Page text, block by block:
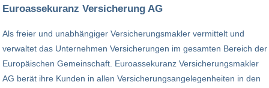
Euroassekuranz Versicherung AG
Als freier und unabhängiger Versicherungsmakler vermittelt und
verwaltet das Unternehmen Versicherungen im gesamten Bereich der
Europäischen Gemeinschaft. Euroassekuranz Versicherungsmakler
AG berät ihre Kunden in allen Versicherungsangelegenheiten in den